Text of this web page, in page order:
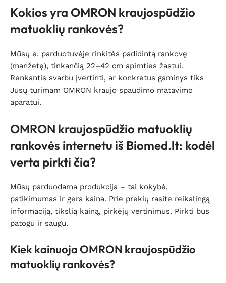
Kokios yra OMRON kraujospūdžio
matuoklių rankovės?
Mūsų e. parduotuvėje rinkitės padidintą rankovę
(manžetę), tinkančią 22–42 cm apimties žastui.
Renkantis svarbu įvertinti, ar konkretus gaminys tiks
Jūsų turimam OMRON kraujo spaudimo matavimo
aparatui.
OMRON kraujospūdžio matuoklių
rankovės internetu iš Biomed.lt: kodėl
verta pirkti čia?
Mūsų parduodama produkcija – tai kokybė,
patikimumas ir gera kaina. Prie prekių rasite reikalingą
informaciją, tikslią kainą, pirkėjų vertinimus. Pirkti bus
patogu ir saugu.
Kiek kainuoja OMRON kraujospūdžio
matuoklių rankovės?